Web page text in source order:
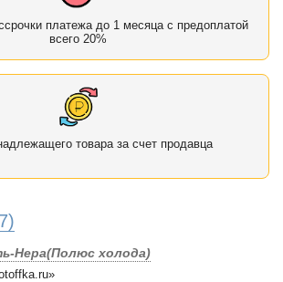
платежа до 1 месяца с предоплатой
всего 20%
товара за счет продавца
Нера(Полюс холода)